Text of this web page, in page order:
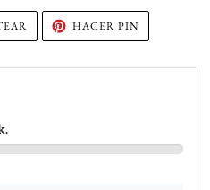
TUITEAR
TWITTER
HACER PINPINEAR
PINTEREST